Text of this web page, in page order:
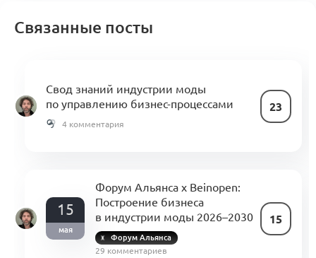
Связанные посты
Свод знаний индустрии моды
по управлению бизнес-процессами
23
4 комментария
15
мая
Форум Альянса x Beinopen:
Построение бизнеса
в индустрии моды 2026–2030
15
Форум Альянса
29 комментариев